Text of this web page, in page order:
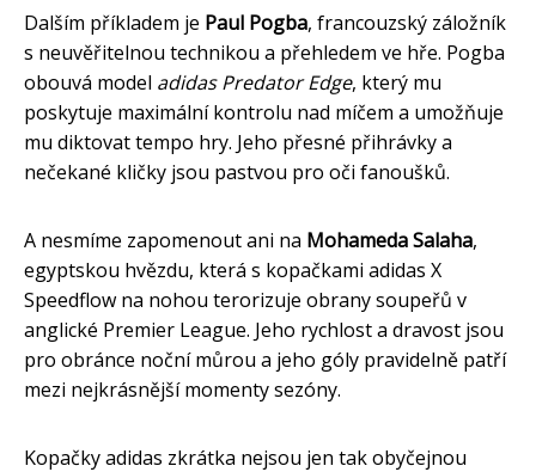
Dalším příkladem je Paul Pogba, francouzský záložník
s neuvěřitelnou technikou a přehledem ve hře. Pogba
obouvá model adidas Predator Edge, který mu
poskytuje maximální kontrolu nad míčem a umožňuje
mu diktovat tempo hry. Jeho přesné přihrávky a
nečekané kličky jsou pastvou pro oči fanoušků.
A nesmíme zapomenout ani na Mohameda Salaha,
egyptskou hvězdu, která s kopačkami adidas X
Speedflow na nohou terorizuje obrany soupeřů v
anglické Premier League. Jeho rychlost a dravost jsou
pro obránce noční můrou a jeho góly pravidelně patří
mezi nejkrásnější momenty sezóny.
Kopačky adidas zkrátka nejsou jen tak obyčejnou